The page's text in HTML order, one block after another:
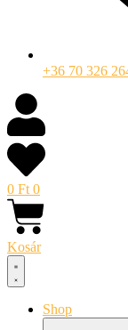
+36 70 326
0 Ft 0
Kosár
Shop